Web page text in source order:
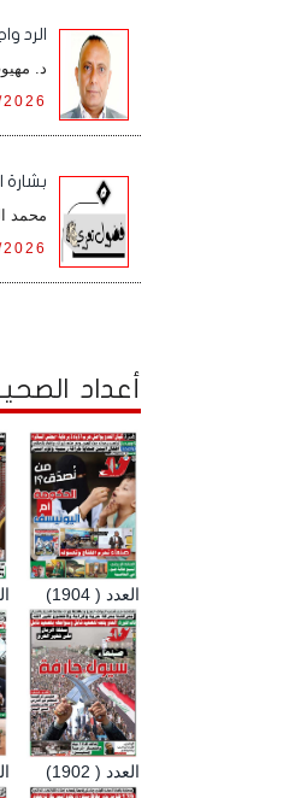
الرد
د.
بشارة
محمد
أعداد
العدد ( 1904)
العدد ( 1902)